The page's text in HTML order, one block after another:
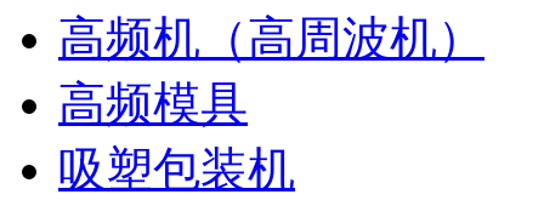
高频机（高周波机）
高频模具
吸塑包装机